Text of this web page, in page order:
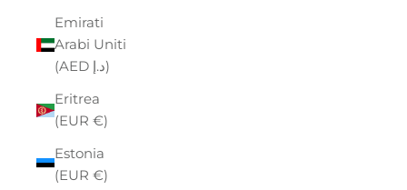
Emirati
Arabi Uniti
(AED د.إ)
Eritrea
(EUR €)
Estonia
(EUR €)